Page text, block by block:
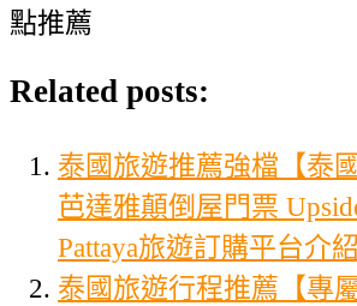
點推薦
Related posts:
泰國旅遊推薦強檔【泰
芭達雅顛倒屋門票
Pattaya旅遊訂購平台介紹
泰國旅遊行程推薦【專